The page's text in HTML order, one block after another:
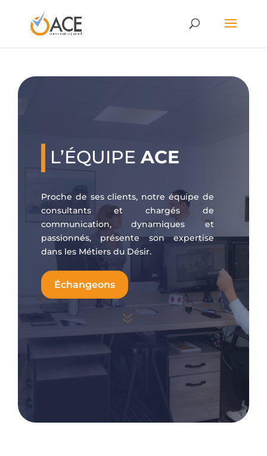
L’ÉQUIPE ACE
Proche de ses clients, notre équipe de
consultants et chargés de
communication, dynamiques et
passionnés, présente son expertise
dans les Métiers du Désir.
Échangeons
7